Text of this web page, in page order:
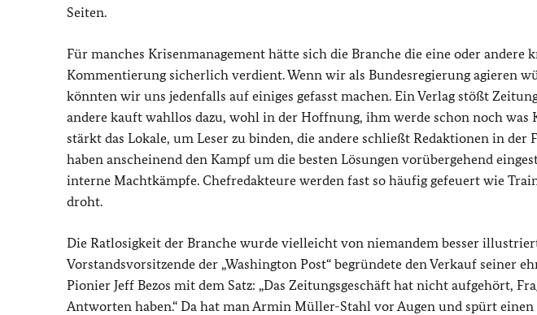
Seiten.
Für manches Krisenmanagement hätte sich die Branche die eine oder andere
Kommentierung sicherlich verdient. Wenn wir als Bundesregierung agieren
könnten wir uns jedenfalls auf einiges gefasst machen. Ein Verlag stößt
andere kauft wahllos dazu, wohl in der Hoffnung, ihm werde schon noch was
stärkt das Lokale, um Leser zu binden, die andere schließt Redaktionen in der
haben anscheinend den Kampf um die besten Lösungen vorübergehend
interne Machtkämpfe. Chefredakteure werden fast so häufig gefeuert wie
droht.
Die Ratlosigkeit der Branche wurde vielleicht von niemandem besser
Vorstandsvorsitzende der „Washington Post“ begründete den Verkauf seiner
Pionier Jeff Bezos mit dem Satz: „Das Zeitungsgeschäft hat nicht aufgehört,
Antworten haben.“ Da hat man Armin Müller-Stahl vor Augen und spürt